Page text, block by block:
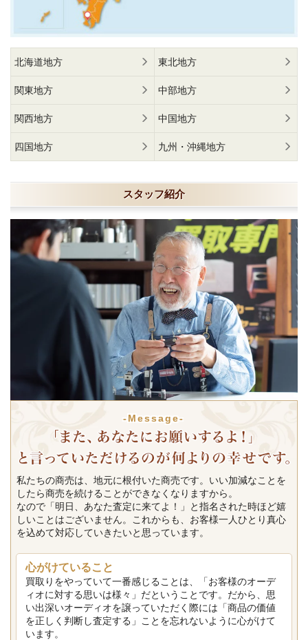
北海道地方 東北地方
関東地方 中部地方
関西地方 中国地方
四国地方 九州・沖縄地方
スタッフ紹介
-Message-
私たちの商売は、地元に根付いた商売です。いい加減なことを
したら商売を続けることができなくなりますから。
なので「明日、あなた査定に来てよ！」と指名された時ほど嬉
しいことはございません。これからも、お客様一人ひとり真心
を込めて対応していきたいと思っています。
心がけていること
買取りをやっていて一番感じることは、「お客様のオーデ
ィオに対する思いは様々」だということです。だから、思
い出深いオーディオを譲っていただく際には「商品の価値
を正しく判断し査定する」ことを忘れないように心がけて
います。